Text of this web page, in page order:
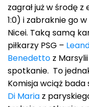
zagrał już w środę
1:0) i zabraknie go
Nicei. Taką samą
piłkarzy PSG –
Benedetto z
spotkanie. To
Komisja wciąż bada
Di Maria z